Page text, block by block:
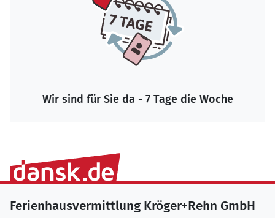
Wir sind für Sie da - 7 Tage die Woche
Ferienhausvermittlung Kröger+Rehn GmbH